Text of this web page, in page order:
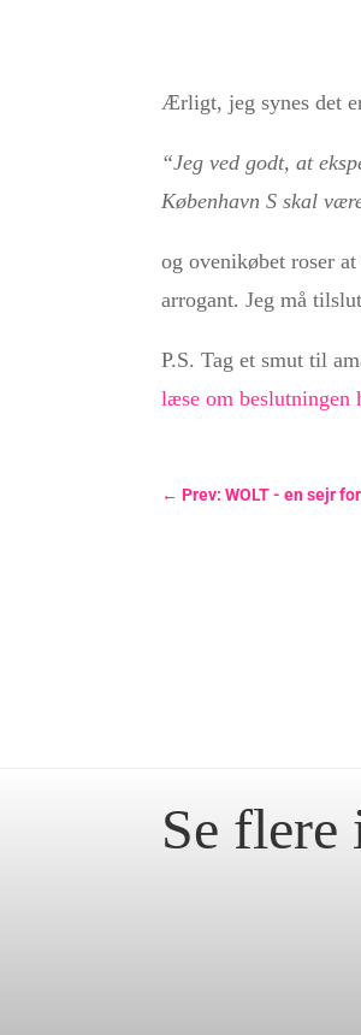
Ærligt, jeg synes det
“Jeg ved godt, at
København S skal
og ovenikøbet roser
arrogant. Jeg må
P.S. Tag et smut til
læse om beslutningen
←Prev: WOLT - en sejr
Se